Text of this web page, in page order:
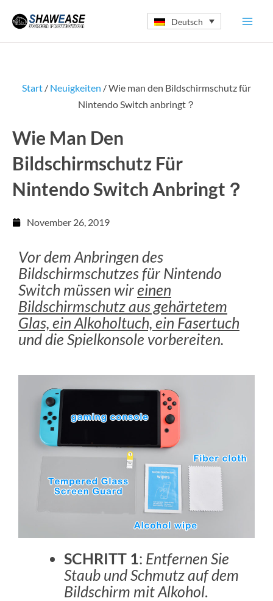
Inhalt
springen
Deutsch
Start / Neuigkeiten / Wie man den Bildschirmschutz für
Nintendo Switch anbringt？
Wie Man Den
Bildschirmschutz Für
Nintendo Switch Anbringt？
November 26, 2019
Vor dem Anbringen des
Bildschirmschutzes für Nintendo
Switch müssen wireinen
Bildschirmschutz aus gehärtetem
Glas, ein Alkoholtuch, ein Fasertuch
und die Spielkonsole vorbereiten.
SCHRITT 1: Entfernen Sie
Staub und Schmutz auf dem
Bildschirm mit Alkohol.